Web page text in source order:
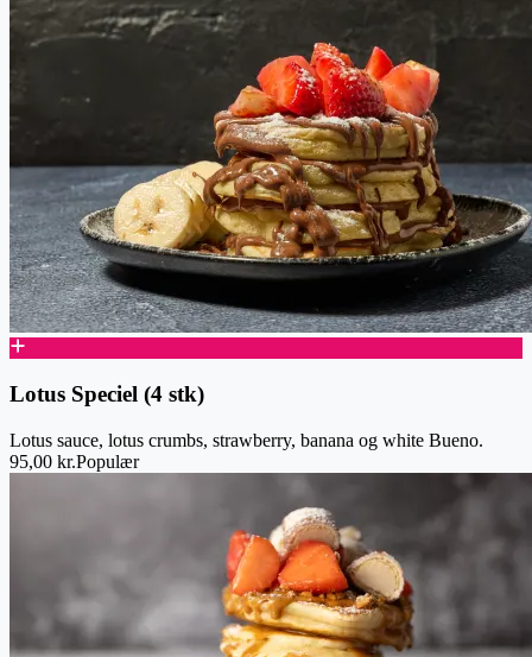
Lotus Speciel (4 stk)
Lotus sauce, lotus crumbs, strawberry, banana og white Bueno.
95,00 kr.Populær